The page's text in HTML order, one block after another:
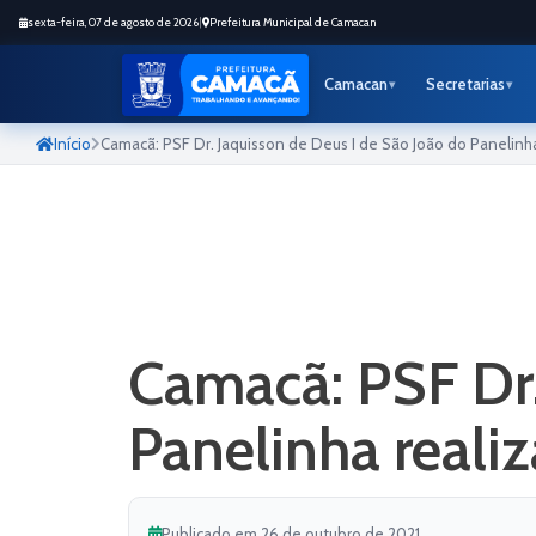
sexta-feira, 07 de agosto de 2026 Prefeitura Municipal de Camacan
Camacan Secretarias
Início Camacã: PSF Dr. Jaquisson de Deus I de São João do
Camacã: PSF
Panelinha